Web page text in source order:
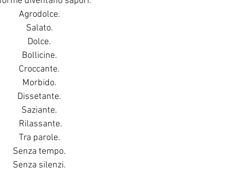
Agrodolce.
Salato.
Dolce.
Bollicine.
Croccante.
Morbido.
Dissetante.
Saziante.
Rilassante.
Tra parole.
Senza tempo.
Senza silenzi.